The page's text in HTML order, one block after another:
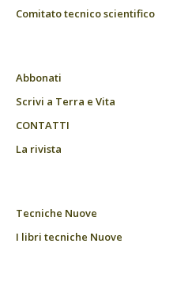
Comitato tecnico scientifico
Abbonati
Scrivi a Terra e Vita
CONTATTI
La rivista
Tecniche Nuove
I libri tecniche Nuove